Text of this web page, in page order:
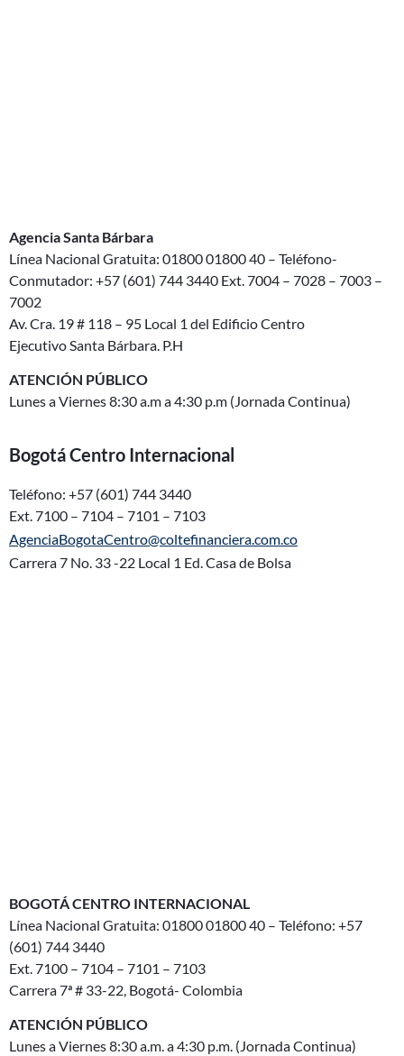
Agencia Santa Bárbara
Línea Nacional Gratuita: 01800 01800 40 – Teléfono-
Conmutador: +57 (601) 744 3440 Ext. 7004 – 7028 – 7003 –
7002
Av. Cra. 19 # 118 – 95 Local 1 del Edificio Centro
EjecutivoSanta Bárbara. P.H
ATENCIÓN PÚBLICO
Lunes a Viernes 8:30 a.m a 4:30 p.m (Jornada Continua)
Bogotá Centro Internacional
Teléfono: +57 (601) 744 3440
Ext. 7100 – 7104 – 7101 – 7103
AgenciaBogotaCentro@coltefinanciera.com.co
Carrera 7 No. 33 -22 Local 1 Ed. Casa de Bolsa
BOGOTÁ CENTRO INTERNACIONAL
Línea Nacional Gratuita: 01800 01800 40 – Teléfono: +57
(601) 744 3440
Ext. 7100 – 7104 – 7101 – 7103
Carrera 7ª # 33-22, Bogotá- Colombia
ATENCIÓN PÚBLICO
Lunes a Viernes 8:30 a.m. a 4:30 p.m. (Jornada Continua)